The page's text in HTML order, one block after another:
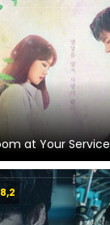
at Your Service
8,2